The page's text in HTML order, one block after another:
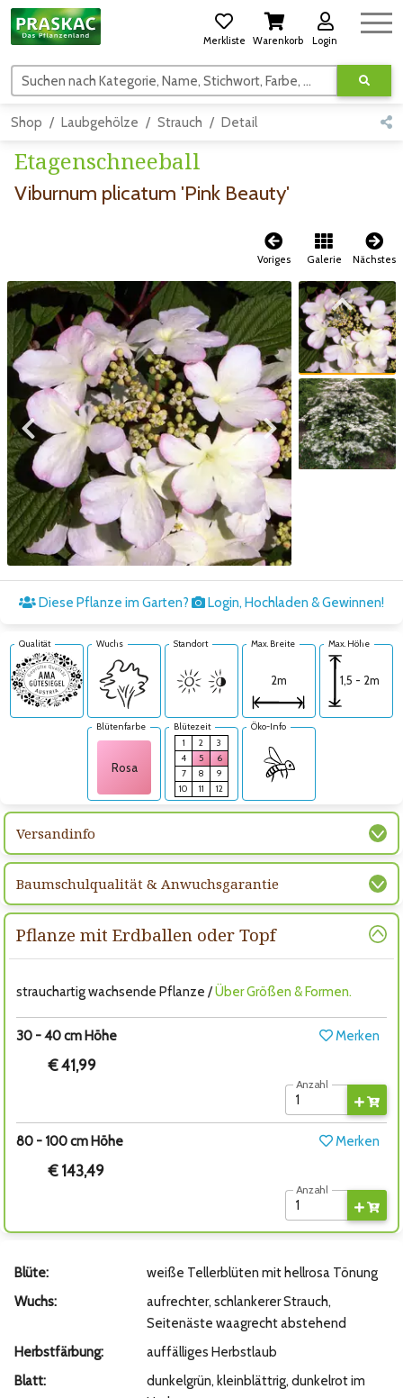
Merkliste Warenkorb Login
Suchen nach Kategorie, Name, Stichwort, Farbe, usw.
Shop Laubgehölze Strauch Detail
Etagenschneeball
Viburnum plicatum 'Pink Beauty'
Voriges Galerie Nächstes
Zum vorigen Bild Zum nächsten Bild
Zum vorigen Bild
Zum nächsten Bild
Diese Pflanze im Garten? Login, Hochladen & Gewinnen!
Qualität Wuchs Standort Max. Breite
2m
Max. Höhe
1,5 - 2m
Blütenfarbe
Rosa
Blütezeit
1
2
3
4
5
6
7
8
9
10
11 12
Öko-Info
Versandinfo
Baumschulqualität & Anwuchsgarantie
Pflanze mit Erdballen oder Topf
strauchartig wachsende Pflanze /Über Größen & Formen.
30 - 40 cm Höhe Merken
€ 41,99
Anzahl
80 - 100 cm Höhe Merken
€ 143,49
Anzahl
Blüte:
weiße Tellerblüten mit hellrosa Tönung
Wuchs:
aufrechter, schlankerer Strauch,
Seitenäste waagrecht abstehend
Herbstfärbung:
auffälliges Herbstlaub
Blatt:
dunkelgrün, kleinblättrig, dunkelrot im